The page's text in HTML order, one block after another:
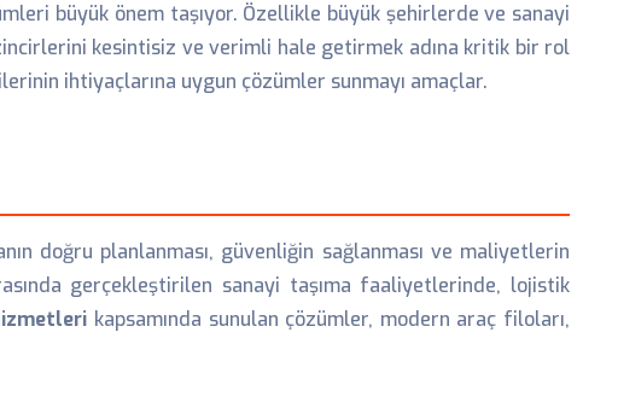
büyük önem taşıyor. Özellikle büyük şehirlerde ve sanayi
kesintisiz ve verimli hale getirmek adına kritik bir rol
ihtiyaçlarına uygun çözümler sunmayı amaçlar.
doğru planlanması, güvenliğin sağlanması ve maliyetlerin
gerçekleştirilen sanayi taşıma faaliyetlerinde, lojistik
kapsamında sunulan çözümler, modern araç filoları,